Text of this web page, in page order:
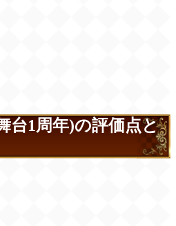
台1周年)の評価点と